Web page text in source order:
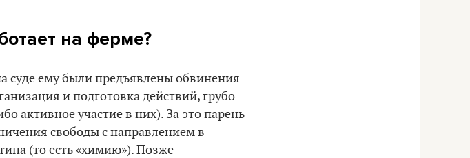
на ферме?
суде ему были предъявлены обвинения
и подготовка действий, грубо
активное участие в них). За это парень
свободы с направлением в
(то есть «химию»). Позже